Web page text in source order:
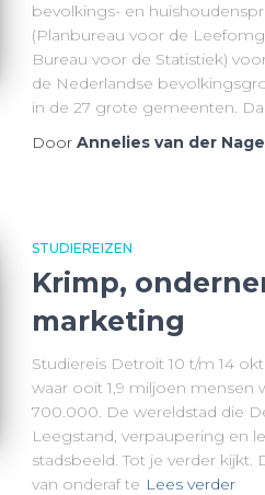
bevolkings- en
(Planbureau voor de
Bureau voor de Statistiek)
de Nederlandse
in de 27 grote gemeenten.
Door Annelies van der
STUDIEREIZEN
Krimp,
marketing
Studiereis Detroit 10 t/m 14
waar ooit 1,9 miljoen
700.000. De wereldstad die
Leegstand, verpaupering en
stadsbeeld. Tot je verder kijkt.
van onderaf te Lees verder